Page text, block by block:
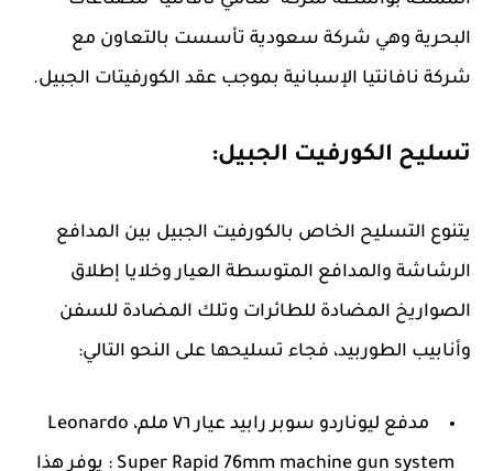
البحرية وهي شركة سعودية تأسست بالتعاون مع
شركة نافانتيا الإسبانية بموجب عقد الكورفيتات الجبيل.
تسليح الكورفيت الجبيل:
يتنوع التسليح الخاص بالكورفيت الجبيل بين المدافع
الرشاشة والمدافع المتوسطة العيار وخلايا إطلاق
الصواريخ المضادة للطائرات وتلك المضادة للسفن
وأنابيب الطوربيد، فجاء تسليحها على النحو التالي:
مدفع ليوناردو سوبر رابيد عيار ٧٦ ملم، Leonardo
Super Rapid 76mm machine gun system : يوفر هذا